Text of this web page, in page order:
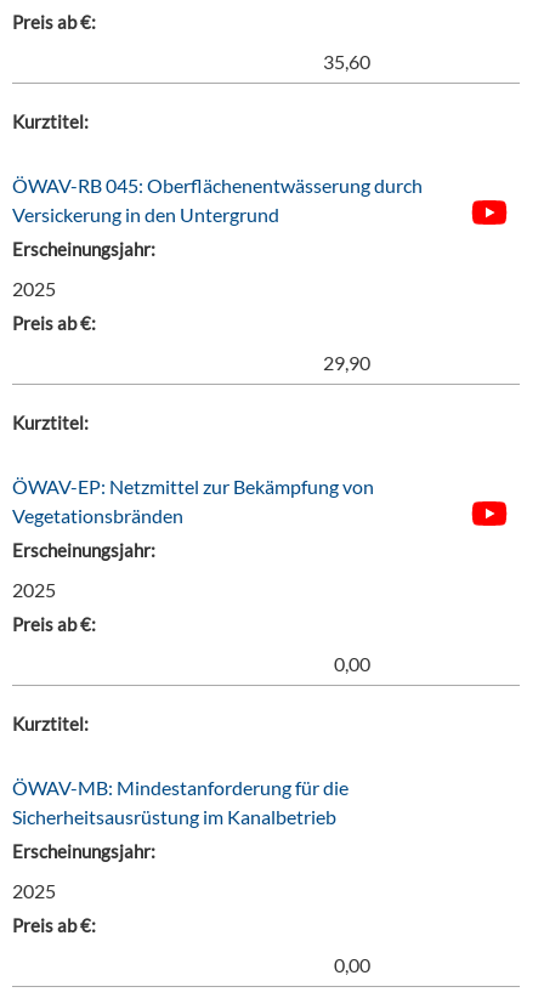
Preis ab €:
35,60
Kurztitel:
ÖWAV-RB 045: Oberflächenentwässerung durch
Versickerung in den Untergrund
Erscheinungsjahr:
2025
Preis ab €:
29,90
Kurztitel:
ÖWAV-EP: Netzmittel zur Bekämpfung von
Vegetationsbränden
Erscheinungsjahr:
2025
Preis ab €:
0,00
Kurztitel:
ÖWAV-MB: Mindestanforderung für die
Sicherheitsausrüstung im Kanalbetrieb
Erscheinungsjahr:
2025
Preis ab €:
0,00